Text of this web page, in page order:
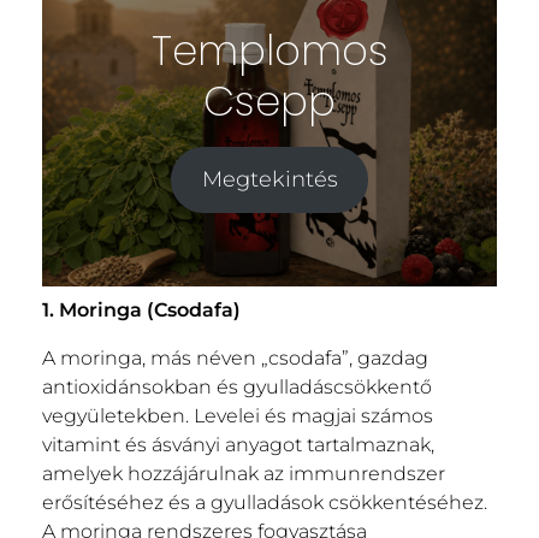
Templomos
Csepp
Megtekintés
1. Moringa (Csodafa)
A moringa, más néven „csodafa”, gazdag
antioxidánsokban és gyulladáscsökkentő
vegyületekben. Levelei és magjai számos
vitamint és ásványi anyagot tartalmaznak,
amelyek hozzájárulnak az immunrendszer
erősítéséhez és a gyulladások csökkentéséhez.
A moringa rendszeres fogyasztása